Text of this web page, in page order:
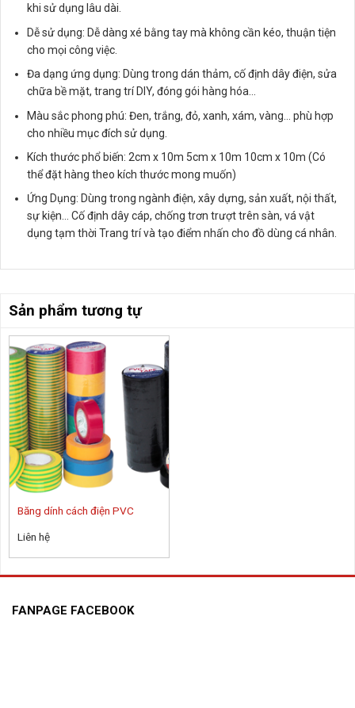
khi sử dụng lâu dài.
Dễ sử dụng: Dễ dàng xé bằng tay mà không cần kéo, thuận tiện
cho mọi công việc.
Đa dạng ứng dụng: Dùng trong dán thảm, cố định dây điện, sửa
chữa bề mặt, trang trí DIY, đóng gói hàng hóa…
Màu sắc phong phú: Đen, trắng, đỏ, xanh, xám, vàng… phù hợp
cho nhiều mục đích sử dụng.
Kích thước phổ biến: 2cm x 10m 5cm x 10m 10cm x 10m (Có
thể đặt hàng theo kích thước mong muốn)
Ứng Dụng: Dùng trong ngành điện, xây dựng, sản xuất, nội thất,
sự kiện… Cố định dây cáp, chống trơn trượt trên sàn, vá vật
dụng tạm thời Trang trí và tạo điểm nhấn cho đồ dùng cá nhân.
Sản phẩm tương tự
Băng dính cách điện PVC
Liên hệ
FANPAGE FACEBOOK